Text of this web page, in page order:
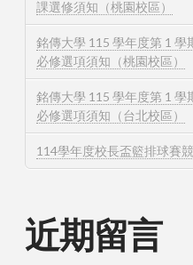
課選修須知（桃園校區）
銘傳大學 115 學年度第 1 學
必修選項須知（桃園校區）
銘傳大學 115 學年度第 1 學
必修選項須知（台北校區）
114學年度校長盃籃排球賽
近期留言